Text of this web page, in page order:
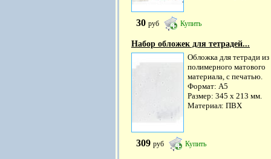
30 руб Купить
Набор обложек для тетрадей...
Обложка для тетради из
полимерного матового
материала, с печатью.
Формат: А5
Размер: 345 х 213 мм.
Материал: ПВХ
309 руб Купить